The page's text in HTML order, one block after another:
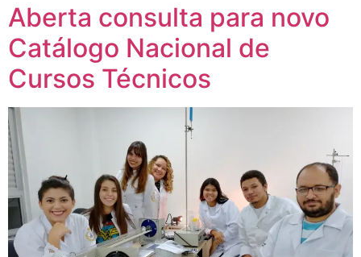
Aberta consulta para novo
Catálogo Nacional de
Cursos Técnicos